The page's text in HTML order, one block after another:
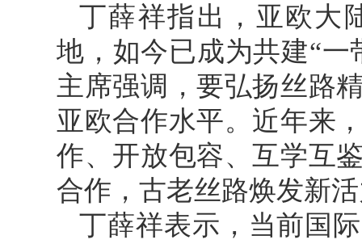
丁薛祥指出，亚欧大
地，如今已成为共建“
主席强调，要弘扬丝路
亚欧合作水平。近年来
作、开放包容、互学互
合作，古老丝路焕发新
丁薛祥表示，当前国